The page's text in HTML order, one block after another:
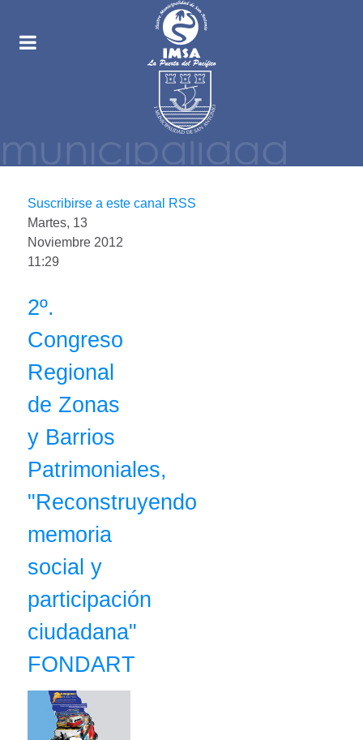
Suscribirse a este canal RSS
Martes, 13
Noviembre 2012
11:29
2º.
Congreso
Regional
de Zonas
y Barrios
Patrimoniales,
"Reconstruyendo
memoria
social y
participación
ciudadana"
FONDART